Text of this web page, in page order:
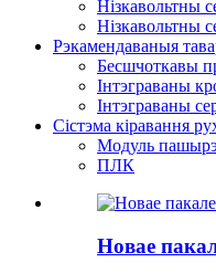
Нізкавольтны
Нізкавольтны
Рэкамендаваныя
Бесшчоткавы
Інтэграваны
Інтэграваны
Сістэма кіравання
Модуль
ПЛК
Новае